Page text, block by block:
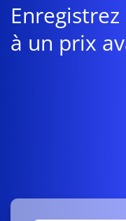
à un prix